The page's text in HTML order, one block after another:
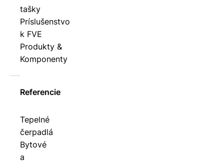
tašky
Príslušenstvo
k FVE
Produkty &
Komponenty
Referencie
Tepelné
čerpadlá
Bytové
a